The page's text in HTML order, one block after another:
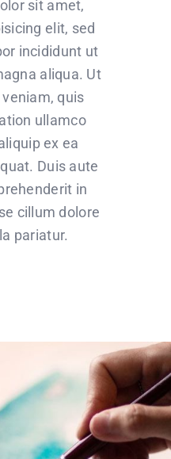
sit amet,
elit, sed
incididunt ut
aliqua. Ut
quis
ullamco
ex ea
Duis aute
in
cillum dolore
pariatur.